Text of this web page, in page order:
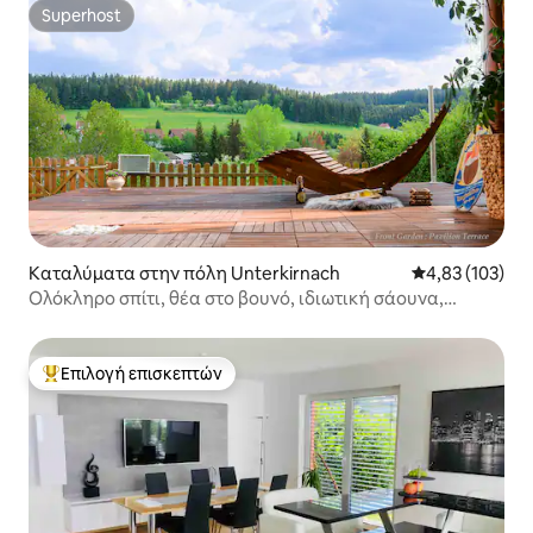
Superhost
Superhost
Καταλύματα στην πόλη Unterkirnach Μέση
4,83 (103)
Ολόκληρο σπίτι, θέα στο βουνό, ιδιωτική σάουνα,
Κορυφαία επιλογή επισκεπτών
Επιλογή επισκεπτών